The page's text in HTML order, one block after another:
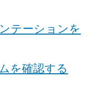
テーションを
を確認する